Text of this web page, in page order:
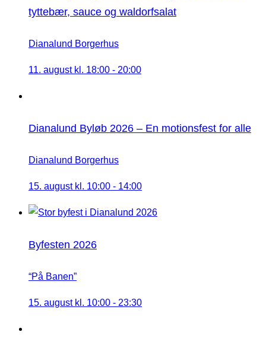
tyttebær, sauce og waldorfsalat
Dianalund Borgerhus
11. august kl. 18:00 - 20:00
Dianalund Byløb 2026 – En motionsfest for alle
Dianalund Borgerhus
15. august kl. 10:00 - 14:00
Byfesten 2026
“På Banen”
15. august kl. 10:00 - 23:30